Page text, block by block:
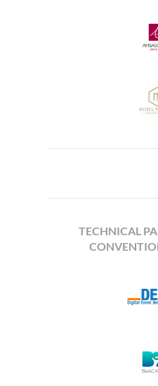
TECHNICAL